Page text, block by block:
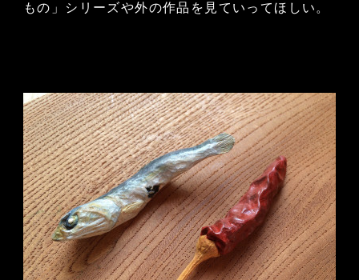
もの」シリーズや外の作品を見ていってほしい。